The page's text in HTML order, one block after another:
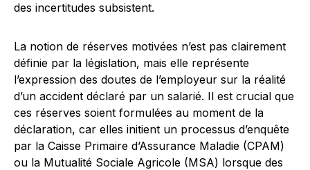
des incertitudes subsistent.
La notion de réserves motivées n’est pas clairement
définie par la législation, mais elle représente
l’expression des doutes de l’employeur sur la réalité
d’un accident déclaré par un salarié. Il est crucial que
ces réserves soient formulées au moment de la
déclaration, car elles initient un processus d’enquête
par la Caisse Primaire d’Assurance Maladie (CPAM)
ou la Mutualité Sociale Agricole (MSA) lorsque des